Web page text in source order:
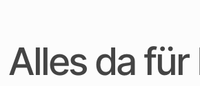
Alles da